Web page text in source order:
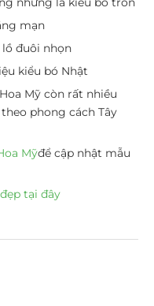
mạn
đuôi nhọn
kiểu bó Nhật
Mỹ còn rất nhiều
phong cách Tây
Mỹđể cập nhật mẫu
tại đây